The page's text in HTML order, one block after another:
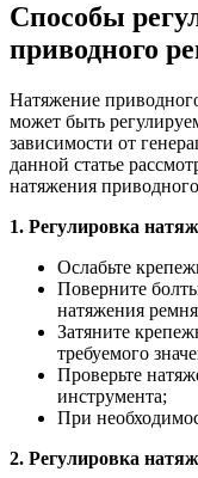
Способы
приводного
Натяжение
может быть
зависимости от
данной статье
натяжения
1. Регулировка
Ослабьте
Поверните
натяжения
Затяните
требуемого
Проверьте
инструмента;
При
2. Регулировка